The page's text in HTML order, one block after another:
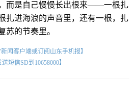
而是自己慢慢长出根来——一根扎
扎进海浪的声音里，还有一根，扎
苏的节奏里。
闻客户端或订阅山东手机报】
短信SD到10658000】